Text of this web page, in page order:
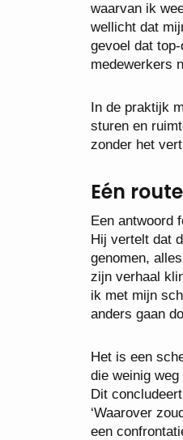
waarvan ik
wellicht dat
gevoel dat
medewerkers
In de praktijk
sturen en
zonder het
Eén
Een antwoord
Hij vertelt dat
genomen,
zijn verhaal
ik met mijn
anders gaan
Het is een
die weinig
Dit
‘Waarover
een